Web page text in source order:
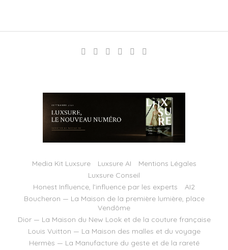
Media Kit Luxsure Luxsure AI
Mentions Légales
Luxsure Conseil
Honest Influence, l’influence par les experts
AI2
Boucheron — La Maison de la première lumière, place
Vendôme
Dior — La Maison du New Look et de la couture française
Louis Vuitton — La Maison des malles et du voyage
Hermès — La Manufacture du geste et de la rareté